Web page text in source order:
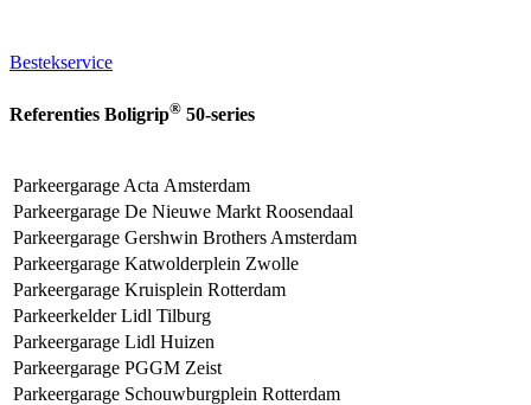
Bestekservice
Referenties Boligrip® 50-series
Parkeergarage Acta Amsterdam
Parkeergarage De Nieuwe Markt Roosendaal
Parkeergarage Gershwin Brothers Amsterdam
Parkeergarage Katwolderplein Zwolle
Parkeergarage Kruisplein Rotterdam
Parkeerkelder Lidl Tilburg
Parkeergarage Lidl Huizen
Parkeergarage PGGM Zeist
Parkeergarage Schouwburgplein Rotterdam